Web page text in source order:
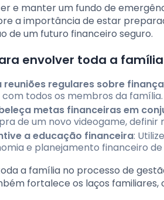
e manter um fundo de
a importância de estar
de um futuro financeiro seguro.
envolver toda a
reuniões regulares sobre
todos os membros da
metas financeiras em
de um novo videogame,
a educação financeira:
e planejamento financeiro
a família no processo de
fortalece os laços familiares,